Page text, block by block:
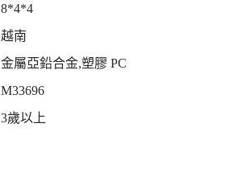
8*4*4
越南
金屬亞鉛合金,塑膠 PC
M33696
3歲以上